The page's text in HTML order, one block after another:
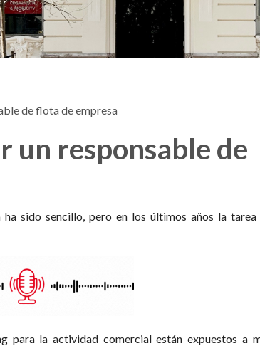
de flota de empresa
un responsable de
sido sencillo, pero en los últimos años la tarea
para la actividad comercial están expuestos a